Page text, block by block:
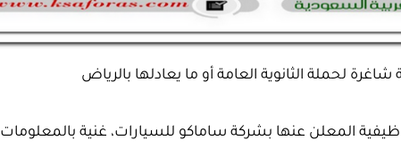
المعلن عنها بشركة ساماكو للسيارات، غنية بالمعلومات